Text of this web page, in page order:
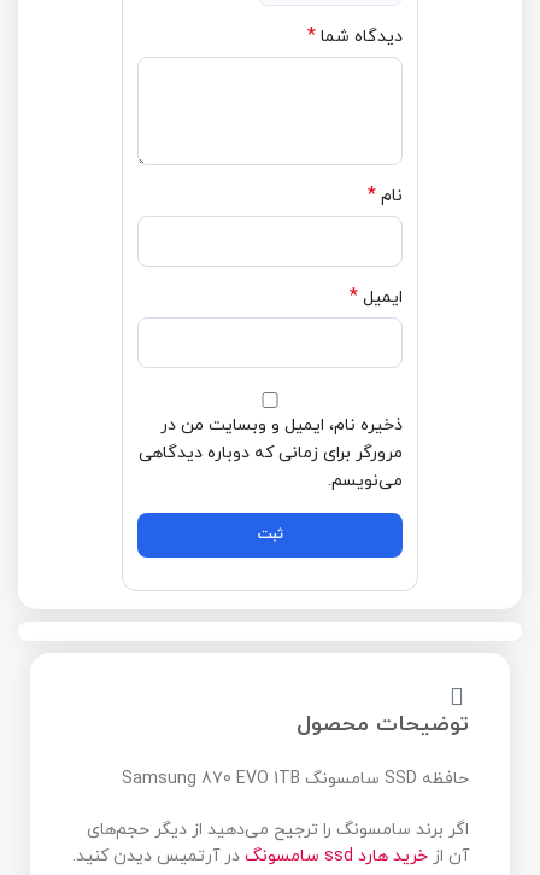
دیدگاه شما *
نام *
ایمیل *
ذخیره نام، ایمیل و وبسایت من در
مرورگر برای زمانی که دوباره دیدگاهی
می‌نویسم.
توضیحات محصول
حافظه SSD سامسونگ Samsung 870 EVO 1TB
اگر برند سامسونگ را ترجیح می‌دهید از دیگر حجم‌های
آن از خرید هارد ssd سامسونگ در آرتمیس دیدن کنید.